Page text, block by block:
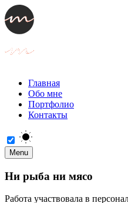
Главная
Обо мне
Портфолио
Контакты
Menu
Ни рыба ни мясо
Работа участвовала в